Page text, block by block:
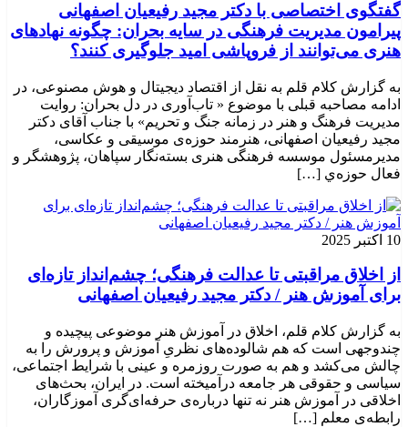
گفتگوی اختصاصی با دکتر مجید رفیعیان اصفهانی
پیرامون مدیریت فرهنگی در سایه بحران: چگونه نهادهای
هنری می‌توانند از فروپاشی امید جلوگیری کنند؟
به گزارش کلام قلم به نقل از اقتصاد دیجیتال و هوش مصنوعی، در
ادامه مصاحبه قبلی با موضوع « تاب‌آوری در دل بحران: روایت
مدیریت فرهنگ و هنر در زمانه جنگ و تحریم» با جناب آقای دکتر
مجید رفیعیان اصفهانی، هنرمند حوزه‌ی موسیقی و عکاسی،
مدیرمسئول موسسه فرهنگی هنری بسته‌نگار سپاهان، پژوهشگر و
فعال حوزه‌ي‌ […]
10 اکتبر 2025
از اخلاق مراقبتی تا عدالت فرهنگی؛ چشم‌انداز تازه‌ای
برای آموزش هنر / دکتر مجید رفیعیان اصفهانی
به گزارش کلام قلم، اخلاق در آموزش هنر موضوعی پیچیده و
چندوجهی است که هم شالوده‌های نظریِ آموزش و پرورش را به
چالش می‌کشد و هم به صورت روزمره و عینی با شرایط اجتماعی،
سیاسی و حقوقی هر جامعه درآمیخته است‌. در ایران، بحث‌های
اخلاقی در آموزش هنر نه تنها درباره‌ی حرفه‌ای‌گری آموزگاران،
رابطه‌ی معلم […]